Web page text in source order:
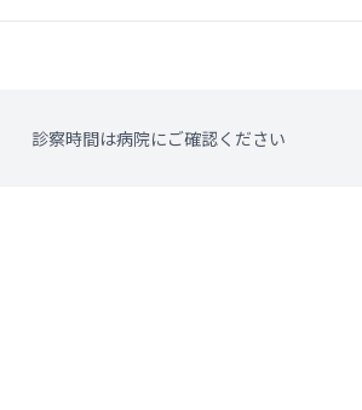
診察時間は病院にご確認ください